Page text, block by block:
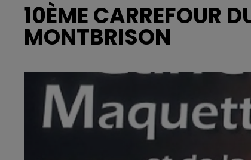
10ÈME CARREFOUR
MONTBRISON